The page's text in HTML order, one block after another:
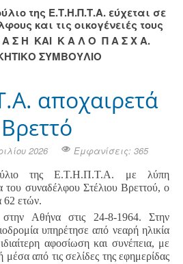
της Ε.Τ.Η.Π.Τ.Α. εύχεται σε
και τις οικογένειές τους
Σ Η ΚΑΙ Κ Α Λ Ο Π Α Σ Χ Α.
ΣΥΜΒΟΥΛΙΟ
αποχαιρετά
2026 Εμφανίσεις: 365
της Ε.Τ.Η.Π.Τ.Α. με λύπη
του συναδέλφου Στέλιου Βρεττού, ο
62 ετών.
Αθήνα στις 24-8-1964. Στην
υπηρέτησε από νεαρή ηλικία
αφοσίωση και συνέπεια, με
μέσα από τις σελίδες της εφημερίδας